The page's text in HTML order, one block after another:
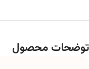
توضحات محصول